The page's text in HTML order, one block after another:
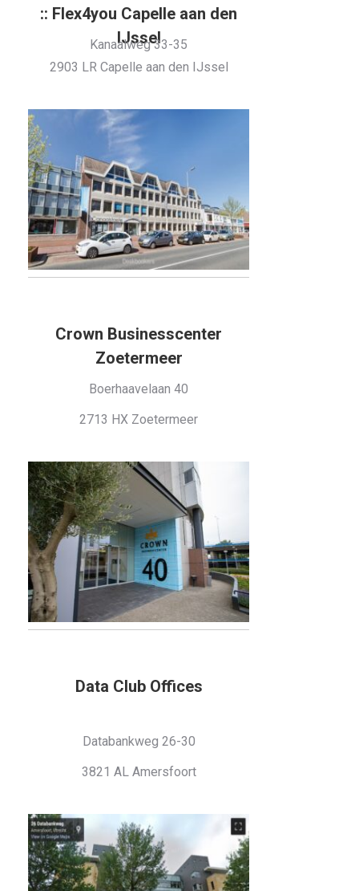
:: Flex4you Capelle aan den
IJssel
Kanaalweg 33-35
2903 LR Capelle aan den IJssel
Crown Businesscenter
Zoetermeer
Boerhaavelaan 40
2713 HX Zoetermeer
Data Club Offices
Databankweg 26-30
3821 AL Amersfoort